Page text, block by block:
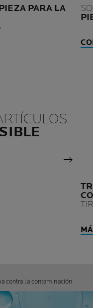
PARA LA
Panel
contra la contaminación